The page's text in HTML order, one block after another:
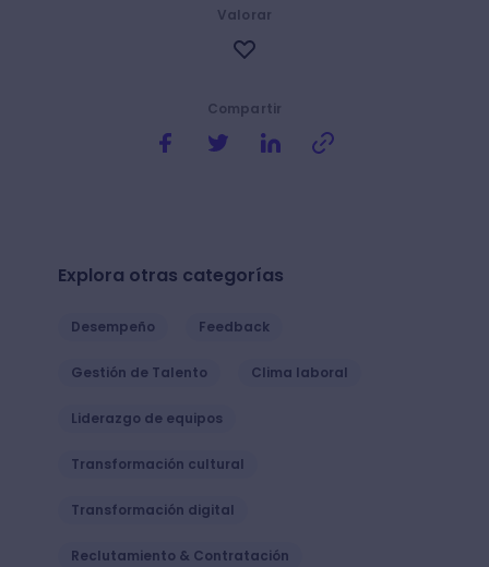
Compartir
Valorar
Explora otras categorías
Desempeño Feedback
Gestión de Talento Clima laboral
Liderazgo de equipos
Transformación cultural
Transformación digital
Reclutamiento & Contratación